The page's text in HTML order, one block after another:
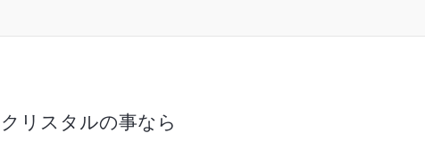
クリスタルの事なら